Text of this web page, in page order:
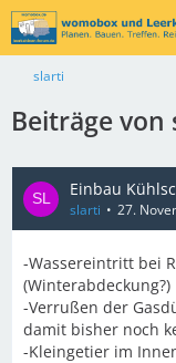
slarti
Beiträge von
Einbau
slarti 27.
-Wassereintritt bei
(Winterabdeckung?)
-Verrußen der
damit bisher noch
-Kleingetier im